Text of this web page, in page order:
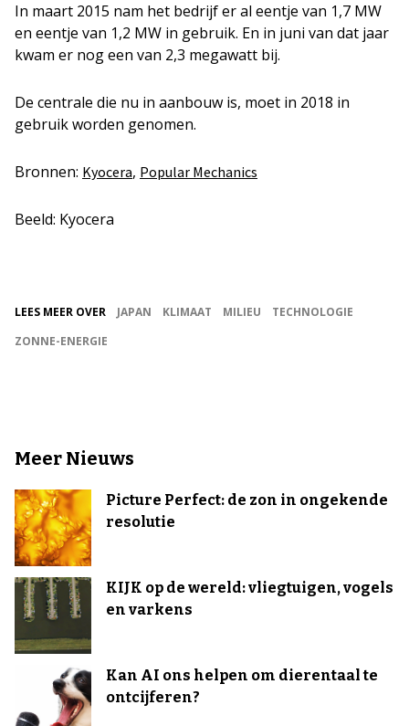
In maart 2015 nam het bedrijf er al eentje van 1,7 MW
en eentje van 1,2 MW in gebruik. En in juni van dat jaar
kwam er nog een van 2,3 megawatt bij.
De centrale die nu in aanbouw is, moet in 2018 in
gebruik worden genomen.
Bronnen: Kyocera, Popular Mechanics
Beeld: Kyocera
LEES MEER OVER JAPAN KLIMAAT MILIEU
TECHNOLOGIE
ZONNE-ENERGIE
Meer Nieuws
Picture Perfect: de zon in ongekende
resolutie
KIJK op de wereld: vliegtuigen, vogels
en varkens
Kan AI ons helpen om dierentaal te
ontcijferen?